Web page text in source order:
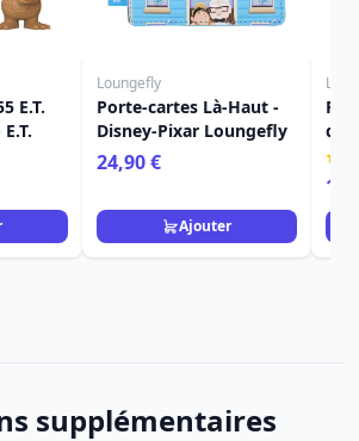
E.T.
Loungefly
Porte-cartes Là-Haut -
Disney-Pixar Loungefly
24,90 €
Ajouter
supplémentaires